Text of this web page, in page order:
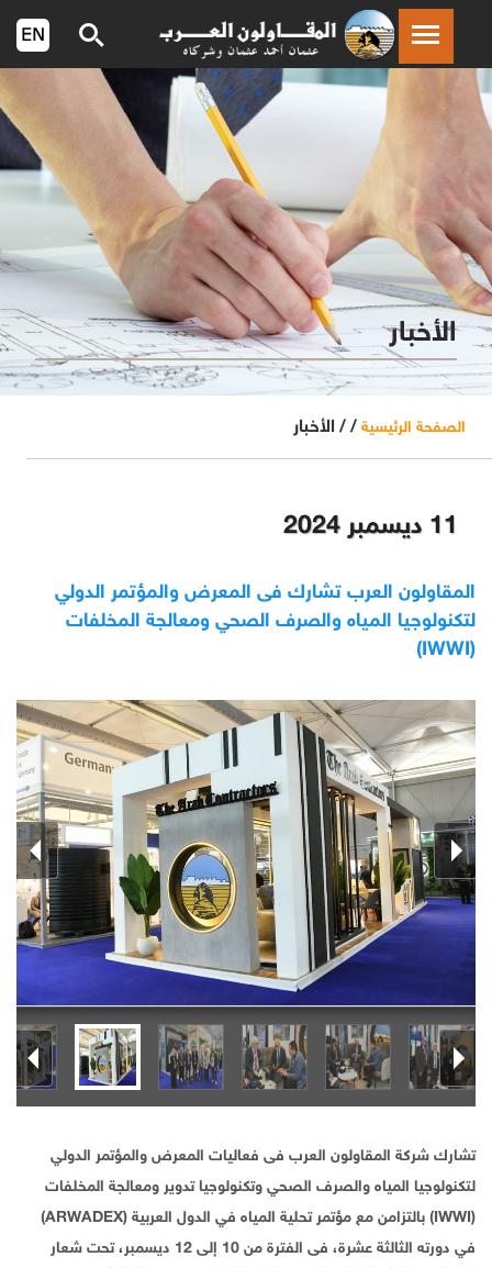
الأخبار
الصفحة الرئيسية / / الأخبار
11 ديسمبر 2024
المقاولون العرب تشارك فى المعرض والمؤتمر الدولي
لتكنولوجيا المياه والصرف الصحي ومعالجة المخلفات
(IWWI)
تشارك شركة المقاولون العرب فى فعاليات المعرض والمؤتمر الدولي
لتكنولوجيا المياه والصرف الصحي وتكنولوجيا تدوير ومعالجة المخلفات
(IWWI) بالتزامن مع مؤتمر تحلية المياه في الدول العربية (ARWADEX)
في دورته الثالثة عشرة، فى الفترة من 10 إلى 12 ديسمبر، تحت شعار